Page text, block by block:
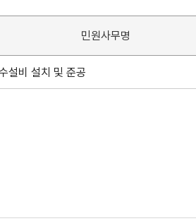
민원사무명
설비 설치 및 준공